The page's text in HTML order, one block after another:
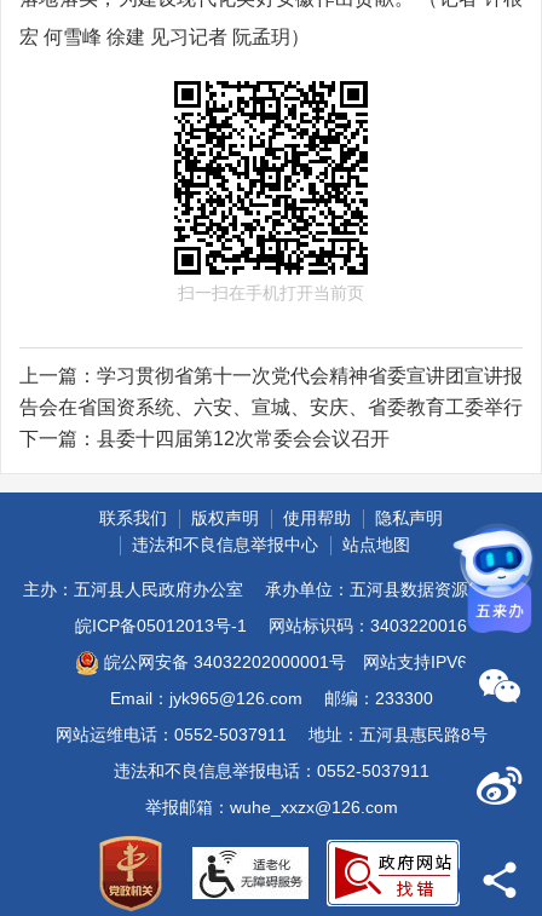
宏 何雪峰 徐建 见习记者 阮孟玥）
扫一扫在手机打开当前页
上一篇： 学习贯彻省第十一次党代会精神省委宣讲团宣讲报
告会在省国资系统、六安、宣城、安庆、省委教育工委举行
下一篇： 县委十四届第12次常委会会议召开
联系我们 版权声明 使用帮助
隐私声明
违法和不良信息举报中心
站点地图
主办：五河县人民政府办公室
承办单位：五河县数据资源管理局
皖ICP备05012013号-1
网站标识码：3403220016
皖公网安备 34032202000001号
网站支持IPV6
Email：jyk965@126.com
邮编：233300
网站运维电话：0552-5037911
地址：五河县惠民路8号
违法和不良信息举报电话：0552-5037911
举报邮箱：wuhe_xxzx@126.com